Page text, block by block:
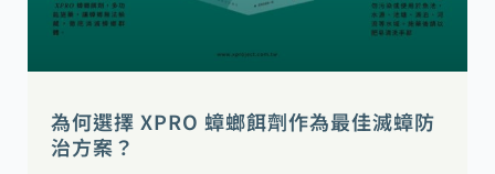
為何選擇 XPRO 蟑螂餌劑作為最佳滅蟑防
治方案？